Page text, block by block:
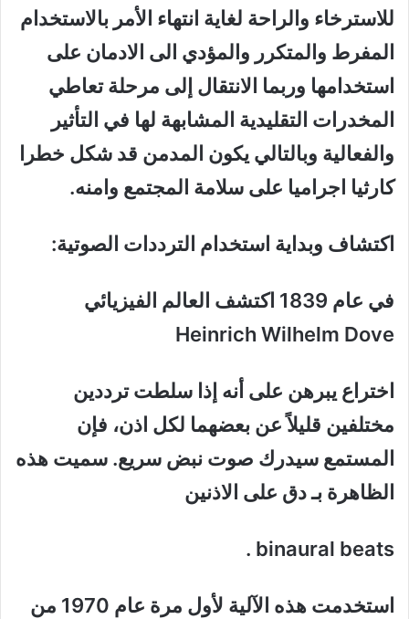
للاسترخاء والراحة لغاية انتهاء الأمر بالاستخدام
المفرط والمتكرر والمؤدي الى الادمان على
استخدامها وربما الانتقال إلى مرحلة تعاطي
المخدرات التقليدية المشابهة لها في التأثير
والفعالية وبالتالي يكون المدمن قد شكل خطرا
كارثيا اجراميا على سلامة المجتمع وامنه.
اكتشاف وبداية استخدام الترددات الصوتية:
في عام 1839 اكتشف العالم الفيزيائي
Heinrich Wilhelm Dove
اختراع يبرهن على أنه إذا سلطت ترددين
مختلفين قليلاً عن بعضهما لكل اذن، فإن
المستمع سيدرك صوت نبض سريع. سميت هذه
الظاهرة بـ دق على الاذنين
binaural beats .
استخدمت هذه الآلية لأول مرة عام 1970 من